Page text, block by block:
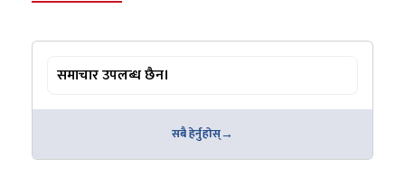
समाचार उपलब्ध छैन।
सबै हेर्नुहोस्